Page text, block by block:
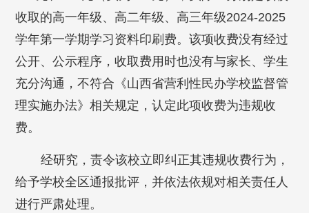
收取的高一年级、高二年级、高三年级2024-2025
学年第一学期学习资料印刷费。该项收费没有经过
公开、公示程序，收取费用时也没有与家长、学生
充分沟通，不符合《山西省营利性民办学校监督管
理实施办法》相关规定，认定此项收费为违规收
费。
经研究，责令该校立即纠正其违规收费行为，
给予学校全区通报批评，并依法依规对相关责任人
进行严肃处理。